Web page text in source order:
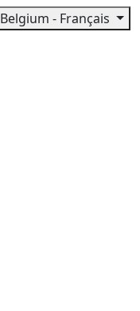
Belgium - Français